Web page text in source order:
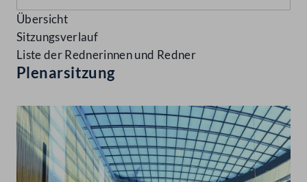
Übersicht
Sitzungsverlauf
Liste der Rednerinnen und Redner
Plenarsitzung